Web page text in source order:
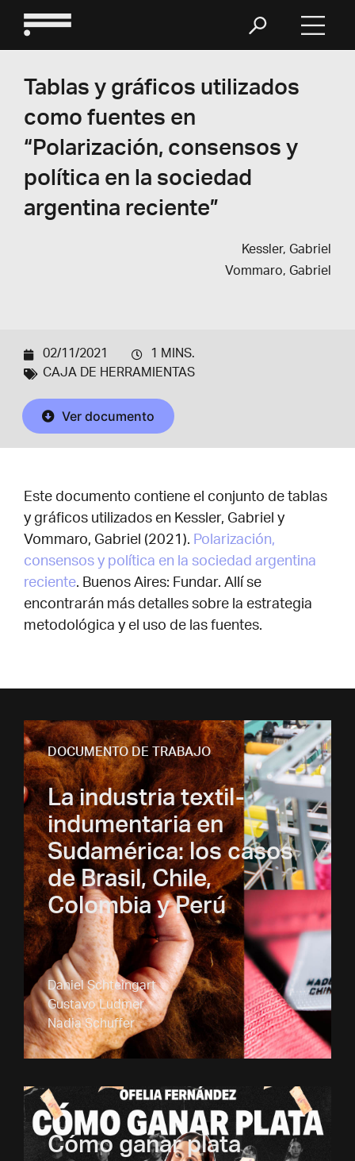
Tablas y gráficos utilizados
como fuentes en
“Polarización, consensos y
política en la sociedad
argentina reciente”
Kessler, Gabriel
Vommaro, Gabriel
Ver documento
02/11/2021
1 MINS.
CAJA DE HERRAMIENTAS
Este documento contiene el conjunto de tablas
y gráficos utilizados en Kessler, Gabriel y
Vommaro, Gabriel (2021). Polarización,
consensos y política en la sociedad argentina
reciente. Buenos Aires: Fundar. Allí se
encontrarán más detalles sobre la estrategia
metodológica y el uso de las fuentes.
DOCUMENTO DE TRABAJO
La industria textil-
indumentaria en
Sudamérica: los casos
de Brasil, Chile,
Colombia y Perú
Daniel Schteingart
Gustavo Ludmer
Nadia Schuffer
Cómo ganar plata